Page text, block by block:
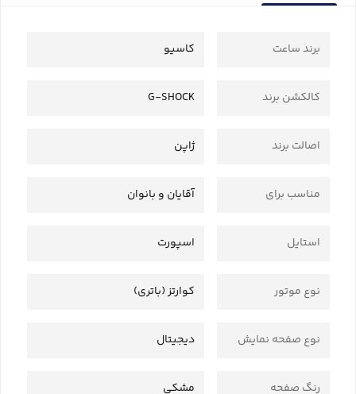
برند ساعت کاسیو
کالکشن برند G-SHOCK
اصالت برند ژاپن
مناسب برای آقایان و بانوان
استایل اسپورت
نوع موتور کوارتز (باتری)
نوع صفحه نمایش دیجیتال
رنگ صفحه مشکی